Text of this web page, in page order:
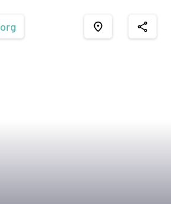
.org place share